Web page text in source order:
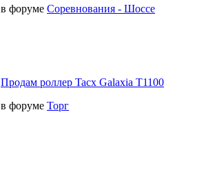
в форуме Соревнования - Шоссе
Продам роллер Tacx Galaxia T1100
в форуме Торг